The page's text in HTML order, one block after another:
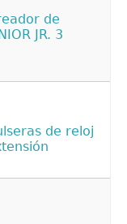
de
JR. 3
de reloj